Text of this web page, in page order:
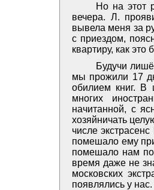
Но на этот
вечера. Л.
вывела меня за
с приездом,
квартиру, как
Будучи
мы прожили 17
обилием книг. В
многих
начитанной, с
хозяйничать
числе
помешало ему
помешало нам
время даже не
московских
появлялись у нас.